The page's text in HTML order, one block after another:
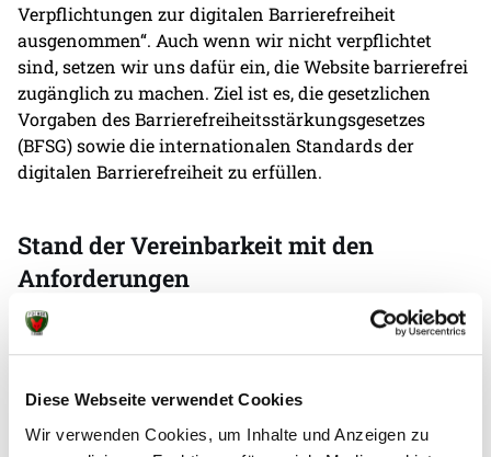
Diese Webseite verwendet Cookies
Wir verwenden Cookies, um Inhalte und Anzeigen zu
Verpflichtungen zur digitalen Barrierefreiheit
ausgenommen“. Auch wenn wir nicht verpflichtet
sind, setzen wir uns dafür ein, die Website barrierefrei
zugänglich zu machen. Ziel ist es, die gesetzlichen
Vorgaben des Barrierefreiheitsstärkungsgesetzes
(BFSG) sowie die internationalen Standards der
digitalen Barrierefreiheit zu erfüllen.
Stand der Vereinbarkeit mit den
Anforderungen
Die Website www.fuechse.berlin/handballschule ist
nach einer aktuellen Selbstbewertung teilweise mit
Accessibility Guidelines (WCAG 2.1, Level AA) sowie
der europäischen Norm EN 301 549 vereinbar.